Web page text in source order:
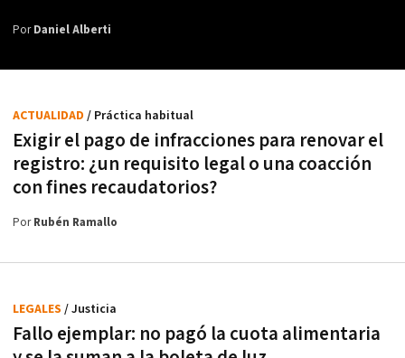
PorDaniel Alberti
Exigir el pago de infracciones para renovar el
registro: ¿un requisito legal o una coacción
con fines recaudatorios?
ACTUALIDAD / Práctica habitual
PorRubén Ramallo
Fallo ejemplar: no pagó la cuota alimentaria
LEGALES / Justicia